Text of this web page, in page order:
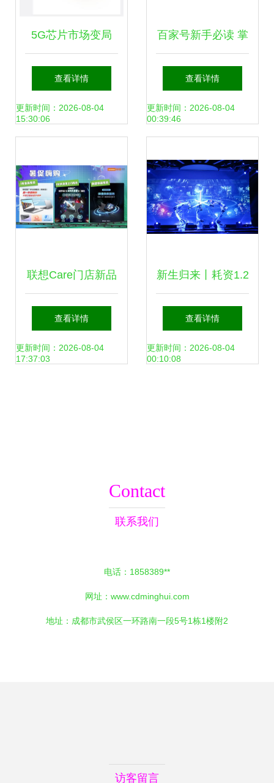
5G芯片市场变局
高通降价求存，联
发科与华为能否乘
查看详情
更新时间：2026-08-04
15:30:06
百家号新手必读 掌
握这些技巧，快速
通过注册审核
查看详情
更新时间：2026-08-04
00:39:46
联想Care门店新品
上市，贴心服务助
力消费者“玩机无
查看详情
更新时间：2026-08-04
17:37:03
新生归来丨耗资1.2
亿，闭馆400多
天，焕新亮相的四
查看详情
更新时间：2026-08-04
00:10:08
Contact
联系我们
电话：1858389**
网址： www.cdminghui.com
地址：成都市武侯区一环路南一段5号1栋1楼附2
访客留言